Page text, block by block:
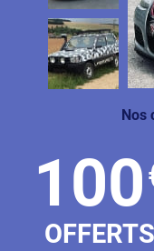
Lincoln
Livan
Maserati
Maybach
Mazda
Nos
100
OFFERTS